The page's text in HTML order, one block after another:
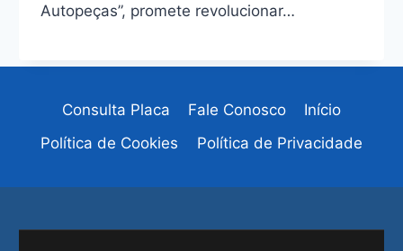
Autopeças”, promete revolucionar…
Consulta Placa Fale Conosco
Início
Política de Cookies
Política de Privacidade